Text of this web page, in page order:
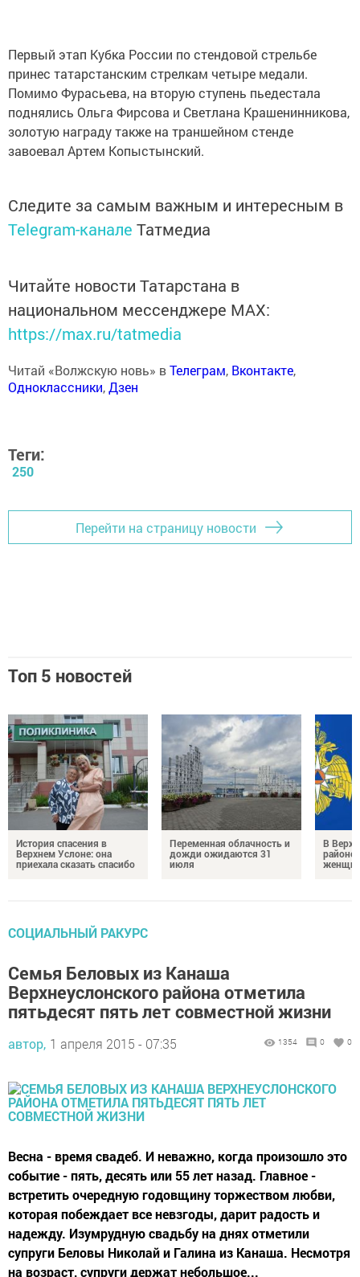
Первый этап Кубка России по стендовой стрельбе
принес татарстанским стрелкам четыре медали.
Помимо Фурасьева, на вторую ступень пьедестала
поднялись Ольга Фирсова и Светлана Крашенинникова,
золотую награду также на траншейном стенде
завоевал Артем Копыстынский.
Следите за самым важным и интересным в
Telegram-канале Татмедиа
Читайте новости Татарстана в
национальном мессенджере MАХ:
https://max.ru/tatmedia
Читай «Волжскую новь» вТелеграм, Вконтакте,
Одноклассники,Дзен
Теги:
250
Перейти на страницу новости
Топ 5 новостей
История спасения в
Верхнем Услоне: она
приехала сказать спасибо
Переменная облачность и
дожди ожидаются 31
июля
В
районе
СОЦИАЛЬНЫЙ РАКУРС
Семья Беловых из Канаша
Верхнеуслонского района отметила
пятьдесят пять лет совместной жизни
автор, 1 апреля 2015 - 07:35 1354 0 0
Весна - время свадеб. И неважно, когда произошло это
событие - пять, десять или 55 лет назад. Главное -
встретить очередную годовщину торжеством любви,
которая побеждает все невзгоды, дарит радость и
надежду. Изумрудную свадьбу на днях отметили
супруги Беловы Николай и Галина из Канаша. Несмотря
на возраст, супруги держат небольшое...